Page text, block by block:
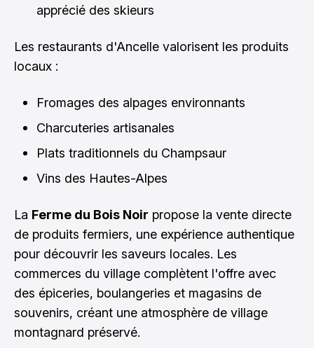
apprécié des skieurs
Les restaurants d'Ancelle valorisent les produits
locaux :
Fromages des alpages environnants
Charcuteries artisanales
Plats traditionnels du Champsaur
Vins des Hautes-Alpes
La Ferme du Bois Noir propose la vente directe
de produits fermiers, une expérience authentique
pour découvrir les saveurs locales. Les
commerces du village complètent l'offre avec
des épiceries, boulangeries et magasins de
souvenirs, créant une atmosphère de village
montagnard préservé.